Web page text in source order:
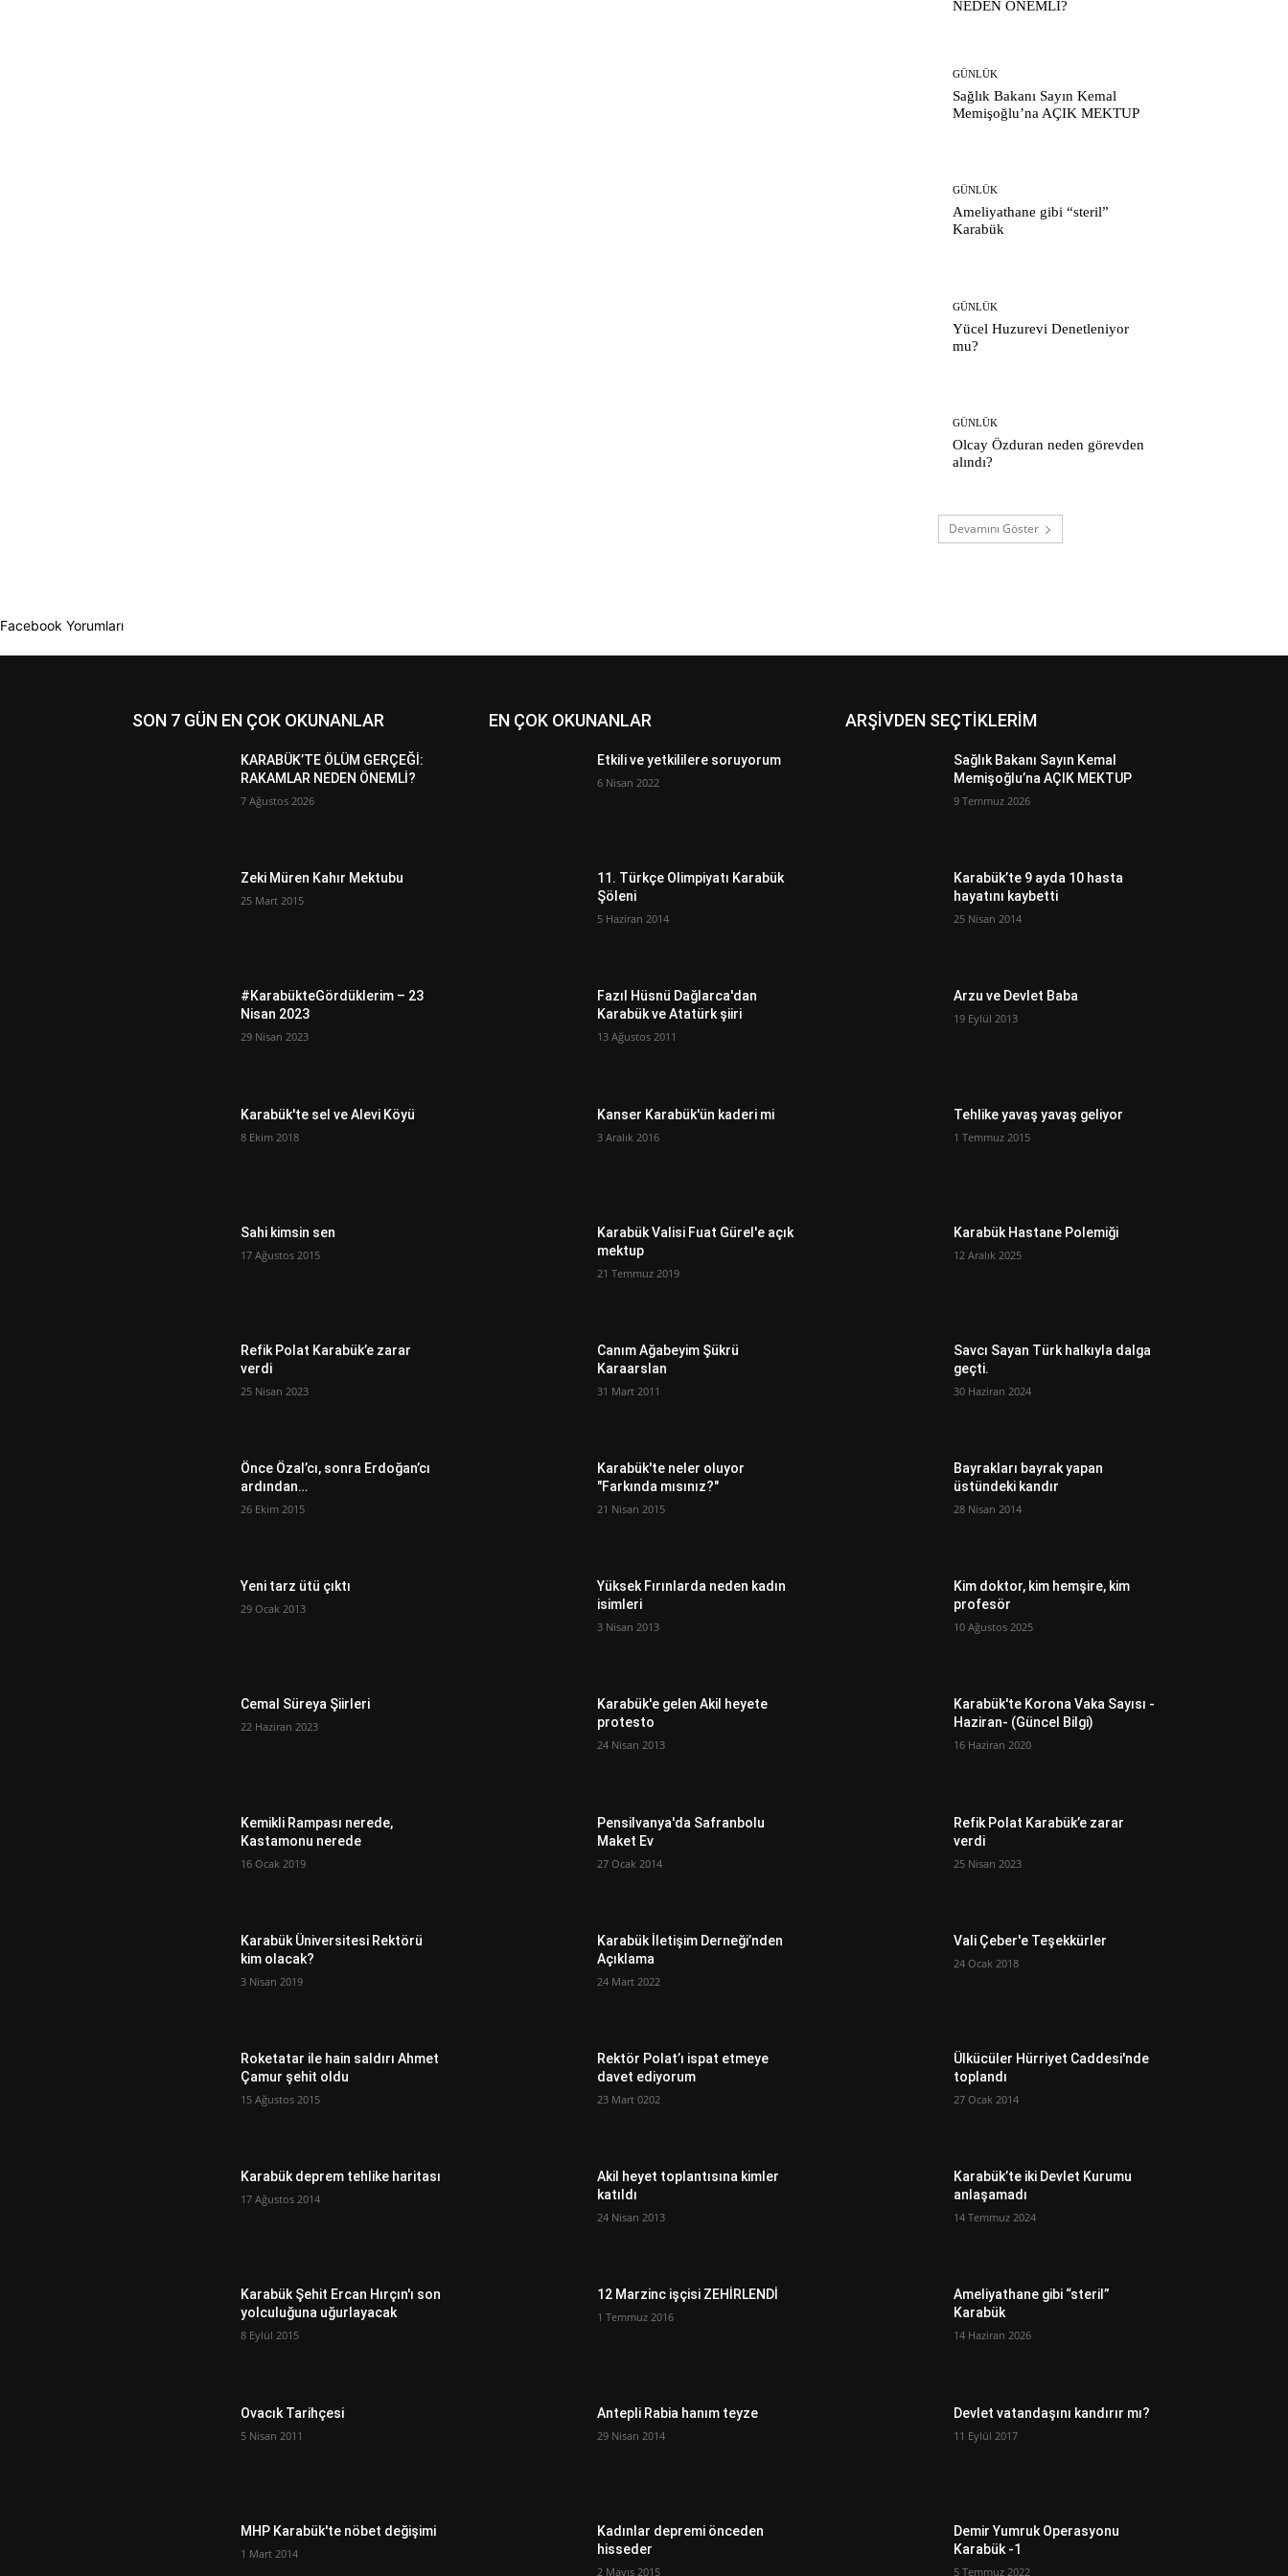
NEDEN ÖNEMLİ?
GÜNLÜK
Sağlık Bakanı Sayın Kemal
Memişoğlu’na AÇIK MEKTUP
GÜNLÜK
Ameliyathane gibi “steril”
Karabük
GÜNLÜK
Yücel Huzurevi Denetleniyor
mu?
GÜNLÜK
Olcay Özduran neden görevden
alındı?
Devamını Göster
Facebook Yorumları
SON 7 GÜN EN ÇOK OKUNANLAR
KARABÜK’TE ÖLÜM GERÇEĞİ:
RAKAMLAR NEDEN ÖNEMLİ?
7 Ağustos 2026
Zeki Müren Kahır Mektubu
25 Mart 2015
#KarabükteGördüklerim – 23
Nisan 2023
29 Nisan 2023
Karabük'te sel ve Alevi Köyü
8 Ekim 2018
Sahi kimsin sen
17 Ağustos 2015
Refik Polat Karabük’e zarar
verdi
25 Nisan 2023
Önce Özal’cı, sonra Erdoğan’cı
ardından…
26 Ekim 2015
Yeni tarz ütü çıktı
29 Ocak 2013
Cemal Süreya Şiirleri
22 Haziran 2023
Kemikli Rampası nerede,
Kastamonu nerede
16 Ocak 2019
Karabük Üniversitesi Rektörü
kim olacak?
3 Nisan 2019
Roketatar ile hain saldırı Ahmet
Çamur şehit oldu
15 Ağustos 2015
Karabük deprem tehlike haritası
17 Ağustos 2014
Karabük Şehit Ercan Hırçın'ı son
yolculuğuna uğurlayacak
8 Eylül 2015
Ovacık Tarihçesi
5 Nisan 2011
MHP Karabük'te nöbet değişimi
1 Mart 2014
EN ÇOK OKUNANLAR
Etkili ve yetkililere soruyorum
6 Nisan 2022
11. Türkçe Olimpiyatı Karabük
Şöleni
5 Haziran 2014
Fazıl Hüsnü Dağlarca'dan
Karabük ve Atatürk şiiri
13 Ağustos 2011
Kanser Karabük'ün kaderi mi
3 Aralık 2016
Karabük Valisi Fuat Gürel'e açık
mektup
21 Temmuz 2019
Canım Ağabeyim Şükrü
Karaarslan
31 Mart 2011
Karabük'te neler oluyor
"Farkında mısınız?"
21 Nisan 2015
Yüksek Fırınlarda neden kadın
isimleri
3 Nisan 2013
Karabük'e gelen Akil heyete
protesto
24 Nisan 2013
Pensilvanya'da Safranbolu
Maket Ev
27 Ocak 2014
Karabük İletişim Derneği’nden
Açıklama
24 Mart 2022
Rektör Polat’ı ispat etmeye
davet ediyorum
23 Mart 0202
Akil heyet toplantısına kimler
katıldı
24 Nisan 2013
12 Marzinc işçisi ZEHİRLENDİ
1 Temmuz 2016
Antepli Rabia hanım teyze
29 Nisan 2014
Kadınlar depremi önceden
hisseder
2 Mayıs 2015
ARŞİVDEN SEÇTİKLERİM
Sağlık Bakanı Sayın Kemal
Memişoğlu’na AÇIK MEKTUP
9 Temmuz 2026
Karabük’te 9 ayda 10 hasta
hayatını kaybetti
25 Nisan 2014
Arzu ve Devlet Baba
19 Eylül 2013
Tehlike yavaş yavaş geliyor
1 Temmuz 2015
Karabük Hastane Polemiği
12 Aralık 2025
Savcı Sayan Türk halkıyla dalga
geçti.
30 Haziran 2024
Bayrakları bayrak yapan
üstündeki kandır
28 Nisan 2014
Kim doktor, kim hemşire, kim
profesör
10 Ağustos 2025
Karabük'te Korona Vaka Sayısı -
Haziran- (Güncel Bilgi)
16 Haziran 2020
Refik Polat Karabük’e zarar
verdi
25 Nisan 2023
Vali Çeber'e Teşekkürler
24 Ocak 2018
Ülkücüler Hürriyet Caddesi'nde
toplandı
27 Ocak 2014
Karabük’te iki Devlet Kurumu
anlaşamadı
14 Temmuz 2024
Ameliyathane gibi “steril”
Karabük
14 Haziran 2026
Devlet vatandaşını kandırır mı?
11 Eylül 2017
Demir Yumruk Operasyonu
Karabük -1
5 Temmuz 2022